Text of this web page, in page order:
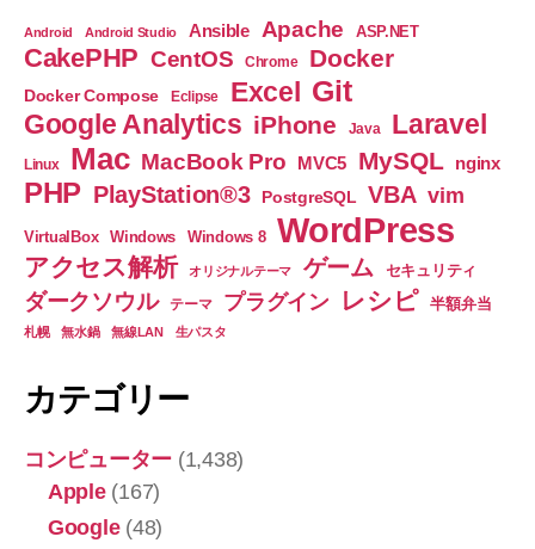
し
た”
ー
ジ
送
り
Android Android Studio Ansible Apache ASP.NET
CakePHP CentOS Chrome Docker
Docker Compose Eclipse Excel Git
Google Analytics iPhone Java Laravel
Linux Mac MacBook Pro MVC5 MySQL nginx
PHP PlayStation®3 PostgreSQL VBA vim
VirtualBox Windows Windows 8 WordPress
アクセス解析 オリジナルテーマ ゲーム セキュリティ
ダークソウル テーマ プラグイン レシピ 半額弁当
札幌 無水鍋 無線LAN 生パスタ
カテゴリー
コンピューター (1,438)
Apple(167)
Google(48)